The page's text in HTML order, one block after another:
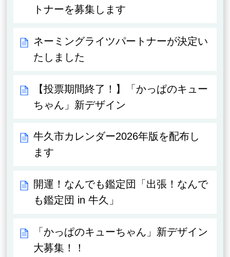
トナーを募集します
ネーミングライツパートナーが決定い
たしました
【投票期間終了！】「かっぱのキュー
ちゃん」新デザイン
牛久市カレンダー2026年版を配布し
ます
開運！なんでも鑑定団「出張！なんで
も鑑定団 in 牛久」
「かっぱのキューちゃん」新デザイン
大募集！！